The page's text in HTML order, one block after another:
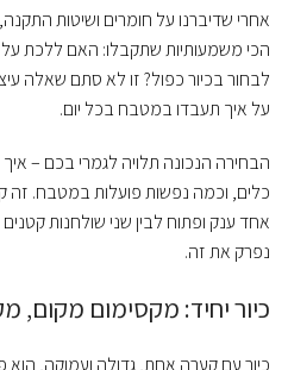
אחרי שדיברנו על חומרים ושיטות
הכי משמעותיות שתקבלו: האם ללכת על
לבחור בכיור כפול? זו לא סתם שאלה
על איך תעבדו במטבח בכל יום.
הבחירה הנכונה תלויה לגמרי בכם –
כלים, וכמה נפשות פועלות במטבח. זה
אחד ענק ופתוח לבין שני שולחנות
נפרק את זה.
כיור יחיד: מקסימום מקום,
כיור עם קערה אחת, גדולה ועמוקה,